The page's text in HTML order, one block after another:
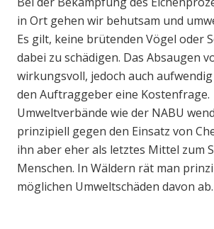
in Ort gehen wir behutsam und
Es gilt, keine brütenden Vögel oder
dabei zu schädigen. Das Absaugen
wirkungsvoll, jedoch auch
den Auftraggeber eine Kostenfrage.
Umweltverbände wie der NABU
prinzipiell gegen den Einsatz von
ihn aber eher als letztes Mittel zum
Menschen. In Wäldern rät man
möglichen Umweltschäden davon ab.